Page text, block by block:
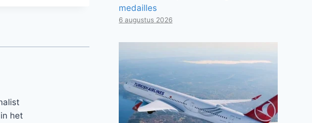
het
medailles
6 augustus 2026